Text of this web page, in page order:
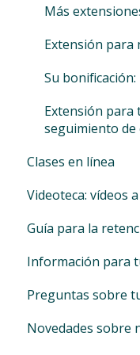
SEPA
Auto-SEPA
Diario de
Datos básicos
Instituciones
Permisos y
Locations
Correos
Códigos
Más
Extensión para
Su
Extensión para
seguimiento de
Clases en línea
Ofrecer clases
Videoteca: vídeos
Guía para la
Retención de
Información para
Iniciar sesión
Reservar
Preguntas sobre
Novedades sobre